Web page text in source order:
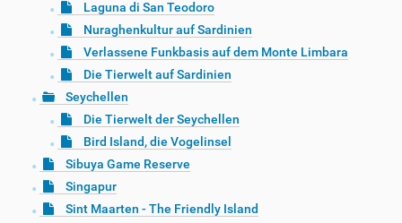
Laguna di San Teodoro
Nuraghenkultur auf Sardinien
Verlassene Funkbasis auf dem Monte Limbara
Die Tierwelt auf Sardinien
Seychellen
Die Tierwelt der Seychellen
Bird Island, die Vogelinsel
Sibuya Game Reserve
Singapur
Sint Maarten - The Friendly Island